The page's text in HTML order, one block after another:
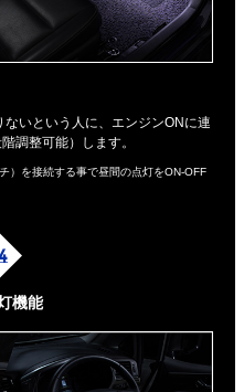
いという人に、エンジンONに連
調整可能）します。
）を接続する事で昼間の点灯をON-OFF
機能